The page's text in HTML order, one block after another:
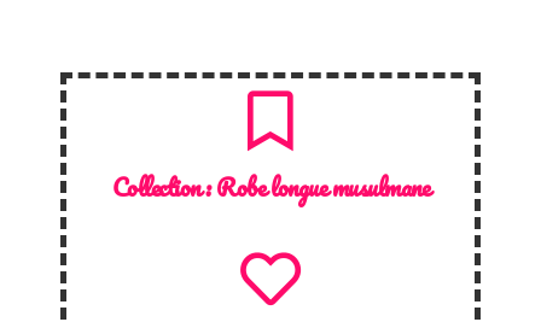
Collection :Robe longue musulmane